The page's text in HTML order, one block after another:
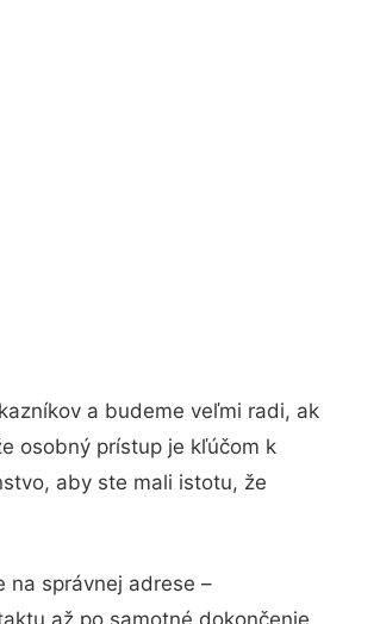
a budeme veľmi radi, ak
osobný prístup je kľúčom k
aby ste mali istotu, že
na správnej adrese –
až po samotné dokončenie